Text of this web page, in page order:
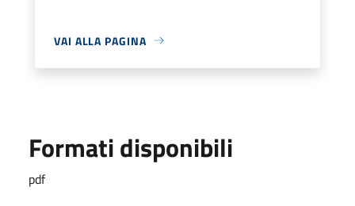
VAI ALLA PAGINA
Formati disponibili
pdf